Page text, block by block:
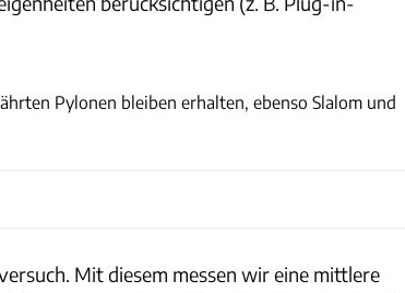
Pylonen bleiben erhalten, ebenso Slalom und
Mit diesem messen wir eine mittlere